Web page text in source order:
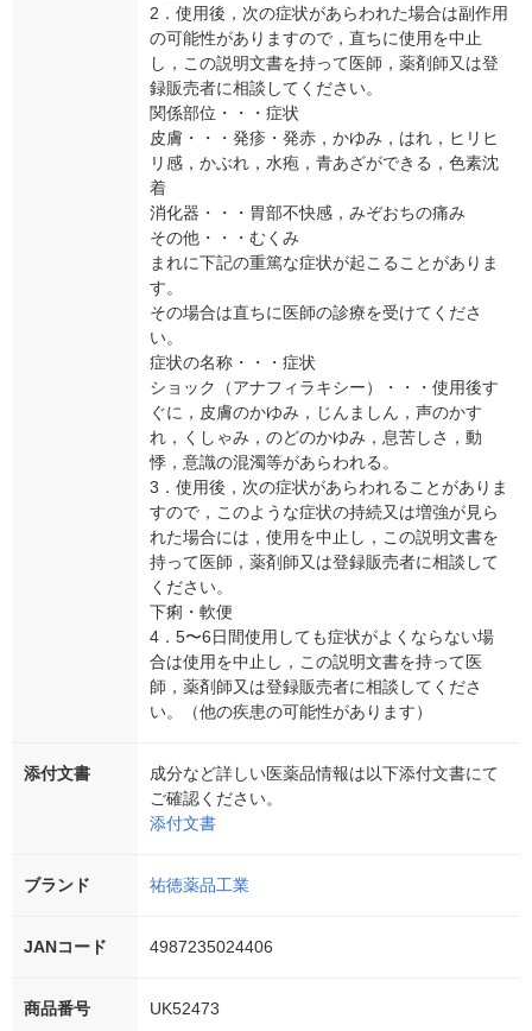
2．使用後，次の症状があらわれた場合は副作用
の可能性がありますので，直ちに使用を中止
し，この説明文書を持って医師，薬剤師又は登
録販売者に相談してください。
関係部位・・・症状
皮膚・・・発疹・発赤，かゆみ，はれ，ヒリヒ
リ感，かぶれ，水疱，青あざができる，色素沈
着
消化器・・・胃部不快感，みぞおちの痛み
その他・・・むくみ
まれに下記の重篤な症状が起こることがありま
す。
その場合は直ちに医師の診療を受けてくださ
い。
症状の名称・・・症状
ショック（アナフィラキシー）・・・使用後す
ぐに，皮膚のかゆみ，じんましん，声のかす
れ，くしゃみ，のどのかゆみ，息苦しさ，動
悸，意識の混濁等があらわれる。
3．使用後，次の症状があらわれることがありま
すので，このような症状の持続又は増強が見ら
れた場合には，使用を中止し，この説明文書を
持って医師，薬剤師又は登録販売者に相談して
ください。
下痢・軟便
4．5〜6日間使用しても症状がよくならない場
合は使用を中止し，この説明文書を持って医
師，薬剤師又は登録販売者に相談してくださ
い。（他の疾患の可能性があります）
添付文書
成分など詳しい医薬品情報は以下添付文書にて
ご確認ください。
添付文書
ブランド 祐徳薬品工業
JANコード 4987235024406
商品番号 UK52473